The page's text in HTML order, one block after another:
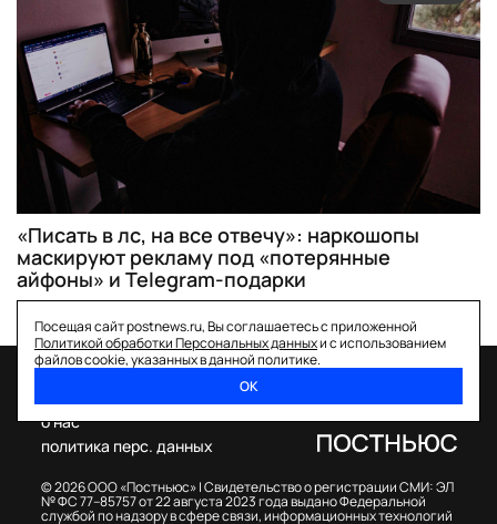
«Писать в лс, на все отвечу»: наркошопы
маскируют рекламу под «потерянные
айфоны» и Telegram-подарки
Посещая сайт postnews.ru, Вы соглашаетесь с приложенной
Политикой обработки Персональных данныхи с использованием
файлов cookie, указанных в данной политике.
ОК
© 2026 ООО «Постньюс» |Свидетельство о регистрации СМИ: ЭЛ
№ ФС 77–85757 от 22 августа 2023 года выдано Федеральной
службой по надзору в сфере связи, информационных технологий
о нас
политика перс. данных